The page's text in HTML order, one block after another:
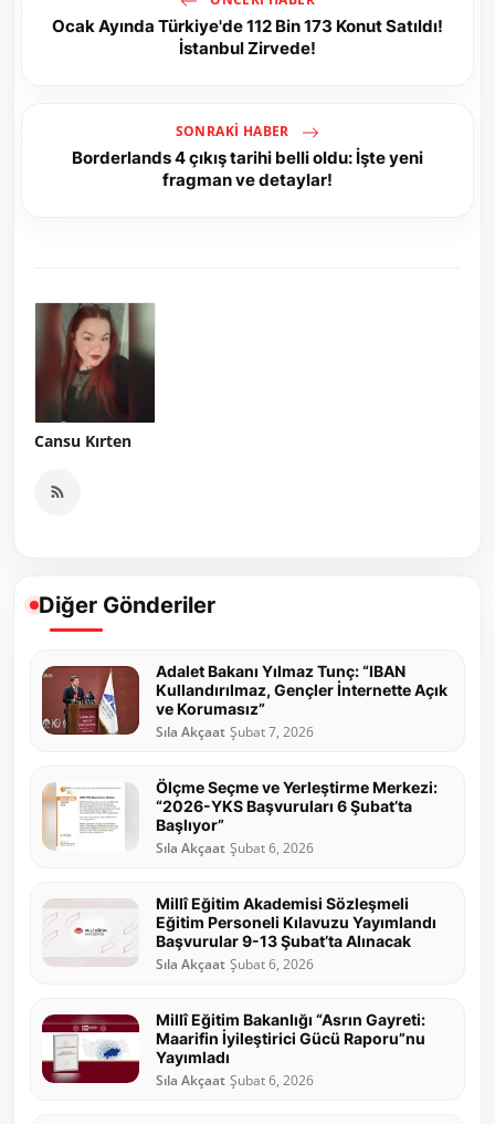
Ocak Ayında Türkiye'de 112 Bin 173 Konut Satıldı!
İstanbul Zirvede!
SONRAKI HABER
Borderlands 4 çıkış tarihi belli oldu: İşte yeni
fragman ve detaylar!
Cansu Kırten
Diğer Gönderiler
Adalet Bakanı Yılmaz Tunç: “IBAN
Kullandırılmaz, Gençler İnternette Açık
ve Korumasız”
Sıla Akçaat Şubat 7, 2026
Ölçme Seçme ve Yerleştirme Merkezi:
“2026-YKS Başvuruları 6 Şubat’ta
Başlıyor”
Sıla Akçaat Şubat 6, 2026
Millî Eğitim Akademisi Sözleşmeli
Eğitim Personeli Kılavuzu Yayımlandı
Başvurular 9-13 Şubat’ta Alınacak
Sıla Akçaat Şubat 6, 2026
Millî Eğitim Bakanlığı “Asrın Gayreti:
Maarifin İyileştirici Gücü Raporu”nu
Yayımladı
Sıla Akçaat Şubat 6, 2026